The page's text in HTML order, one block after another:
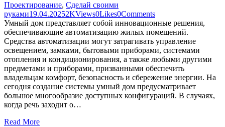
Проектирование, Сделай своими
руками19.04.20252KViews0Likes0Comments
Умный дом представляет собой инновационные решения,
обеспечивающие автоматизацию жилых помещений.
Средства автоматизации могут затрагивать управление
освещением, замками, бытовыми приборами, системами
отопления и кондиционирования, а также любыми другими
предметами и приборами, призванными обеспечить
владельцам комфорт, безопасность и сбережение энергии. На
сегодня создание системы умный дом предусматривает
большое многообразие доступных конфигураций. В случаях,
когда речь заходит о…
Read More